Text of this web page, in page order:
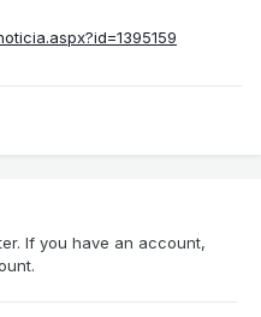
If you have an account,